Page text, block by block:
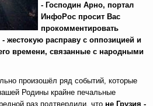
- Господин Арно, портал
ИнфоРос просит Вас
прокомментировать
жестокую расправу с оппозицией и
времени, связанные с народными
произошёл ряд событий, которые
Родины крайне печальные
раз подтвердили, что не Грузия -